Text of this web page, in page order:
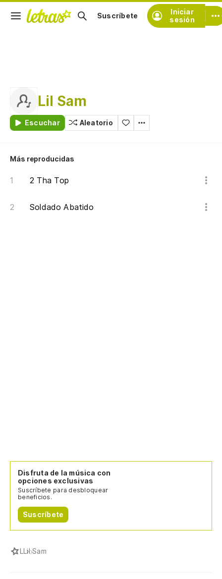
Iniciar
sesión
Suscríbete
Lil Sam
Escuchar Aleatorio
Más reproducidas
2 Tha Top
Soldado Abatido
Disfruta de la música con
opciones exclusivas
Suscríbete para desbloquear
beneficios.
Suscríbete
LLil Sam